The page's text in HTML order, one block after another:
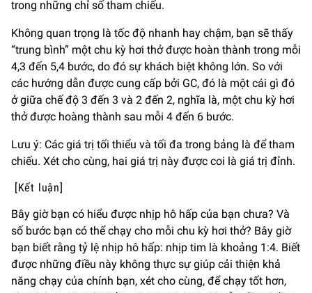
trong những chỉ số tham chiếu.
Không quan trọng là tốc độ nhanh hay chậm, bạn sẽ thấy
“trung bình” một chu kỳ hơi thở được hoàn thành trong mỗi
4,3 đến 5,4 bước, do đó sự khách biệt không lớn. So với
các hướng dẫn được cung cấp bởi GC, đó là một cái gì đó
ở giữa chế độ 3 đến 3 và 2 đến 2, nghĩa là, một chu kỳ hơi
thở được hoàng thành sau mỗi 4 đến 6 bước.
Lưu ý: Các giá trị tối thiểu và tối đa trong bảng là để tham
chiếu. Xét cho cùng, hai giá trị này được coi là giá trị đỉnh.
[Kết luận]
Bây giờ bạn có hiểu được nhịp hô hấp của bạn chưa? Và
số bước bạn có thể chạy cho mỗi chu kỳ hơi thở? Bây giờ
bạn biết rằng tỷ lệ nhịp hô hấp: nhịp tim là khoảng 1:4. Biết
được những điều này không thực sự giúp cải thiện khả
năng chạy của chính bạn, xét cho cùng, để chạy tốt hơn,